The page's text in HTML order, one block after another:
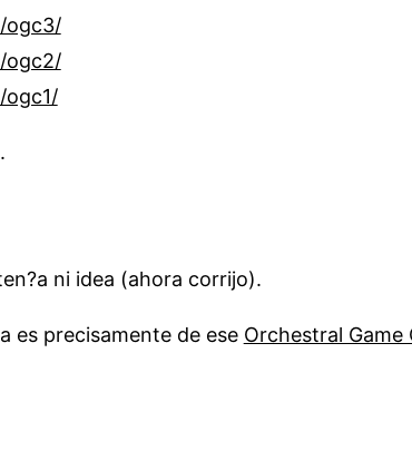
ogc3/
ogc2/
ni idea (ahora corrijo).
es precisamente de ese Orchestral Game